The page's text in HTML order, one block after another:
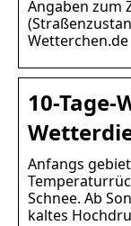
Angaben zum
Wetterchen.de
10-Tage-
Anfangs
Schnee. Ab
kaltes